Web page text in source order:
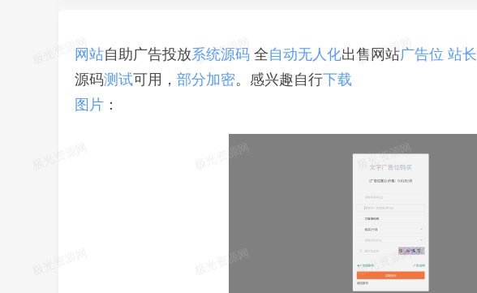
网站自助广告投放系统源码 全自动无人化出售网站广告位 站长
源码测试可用， 部分加密。感兴趣自行下载
图片 ：